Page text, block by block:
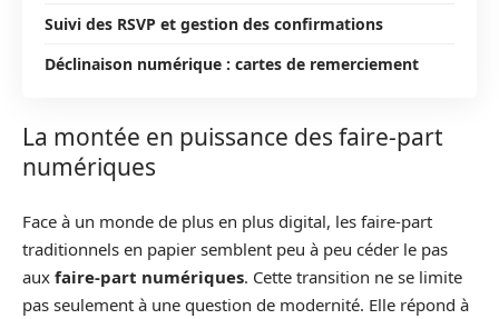
Suivi des RSVP et gestion des confirmations
Déclinaison numérique : cartes de remerciement
La montée en puissance des faire-part
numériques
Face à un monde de plus en plus digital, les faire-part
traditionnels en papier semblent peu à peu céder le pas
aux faire-part numériques. Cette transition ne se limite
pas seulement à une question de modernité. Elle répond à